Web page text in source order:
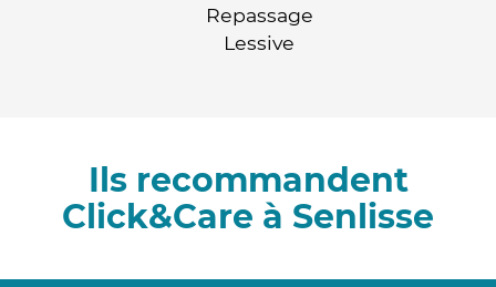
Repassage
Lessive
Ils recommandent
Click&Care à Senlisse